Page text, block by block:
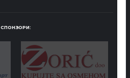
СПОНЗОРИ: